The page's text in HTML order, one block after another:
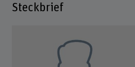
Steckbrief